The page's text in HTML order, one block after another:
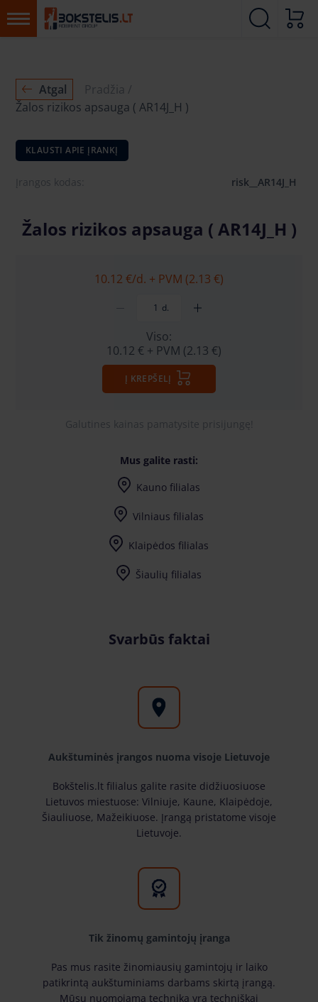
Atgal
Pradžia
Žalos rizikos apsauga ( AR14J_H )
KLAUSTI APIE ĮRANKĮ
Įrangos kodas: risk__AR14J_H
Žalos rizikos apsauga ( AR14J_H )
10.12 €/d. + PVM (2.13 €)
d.
Viso:
10.12 € + PVM (2.13 €)
Į KREPŠELĮ
Galutines kainas pamatysite prisijungę!
Mus galite rasti:
Kauno filialas
Vilniaus filialas
Klaipėdos filialas
Šiaulių filialas
Svarbūs faktai
Aukštuminės įrangos nuoma visoje Lietuvoje
Bokštelis.lt filialus galite rasite didžiuosiuose
Lietuvos miestuose: Vilniuje, Kaune, Klaipėdoje,
Šiauliuose, Mažeikiuose. Įrangą pristatome visoje
Lietuvoje.
Tik žinomų gamintojų įranga
Pas mus rasite žinomiausių gamintojų ir laiko
patikrintą aukštuminiams darbams skirtą įrangą.
Mūsų nuomojama technika yra techniškai